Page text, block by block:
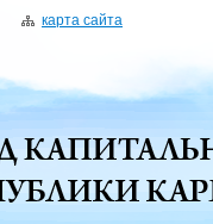
карта сайта